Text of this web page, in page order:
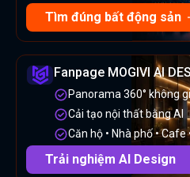
Tìm đúng bất động sản
Fanpage MOGIVI AI
Panorama 360° không
Cải tạo nội thất bằng AI
Căn hộ • Nhà phố •
Trải nghiệm AI Design